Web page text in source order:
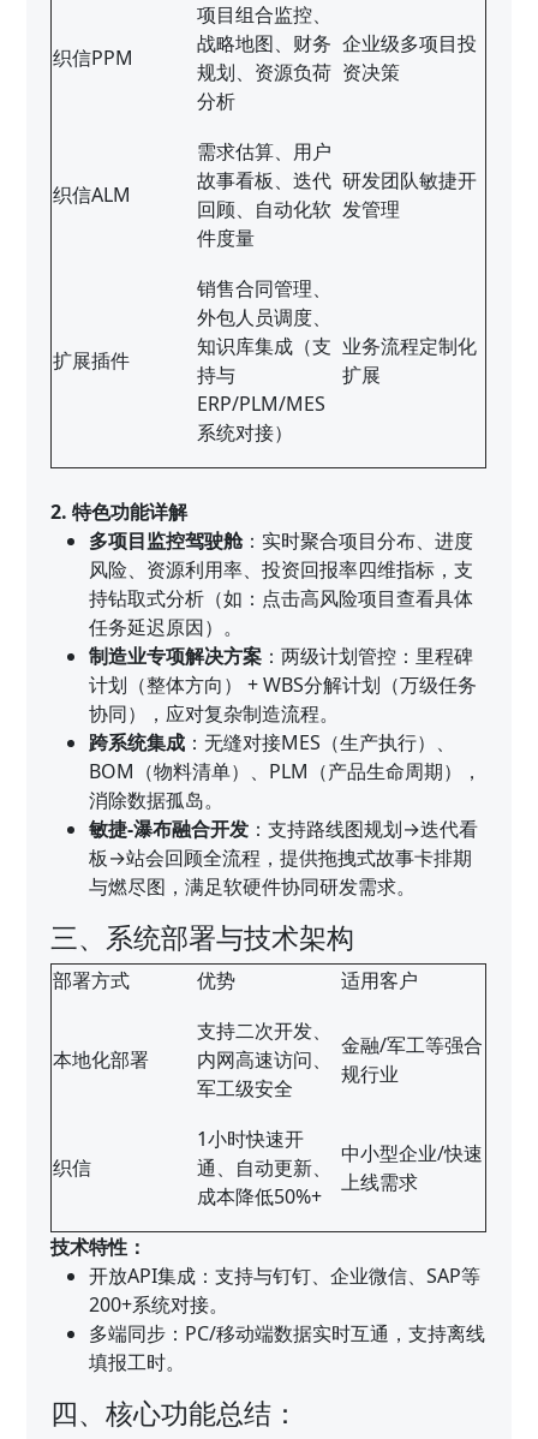
织信PPM
项目组合监控、
战略地图、财务
规划、资源负荷
分析
企业级多项目投
资决策
织信ALM
需求估算、用户
故事看板、迭代
回顾、自动化软
件度量
研发团队敏捷开
发管理
扩展插件
销售合同管理、
外包人员调度、
知识库集成（支
持与
ERP/PLM/MES
系统对接）
业务流程定制化
扩展
2. 特色功能详解
多项目监控驾驶舱：实时聚合项目分布、进度
风险、资源利用率、投资回报率四维指标，支
持钻取式分析（如：点击高风险项目查看具体
任务延迟原因）。
制造业专项解决方案 ：两级计划管控：里程碑
计划（整体方向） + WBS分解计划（万级任务
协同），应对复杂制造流程。
跨系统集成 ：无缝对接MES（生产执行）、
BOM（物料清单）、PLM（产品生命周期），
消除数据孤岛。
敏捷-瀑布融合开发 ：支持路线图规划→迭代看
板→站会回顾全流程，提供拖拽式故事卡排期
与燃尽图，满足软硬件协同研发需求。
三、系统部署与技术架构
部署方式 优势 适用客户
本地化部署
支持二次开发、
内网高速访问、
军工级安全
金融/军工等强合
规行业
织信
1小时快速开
通、自动更新、
成本降低50%+
中小型企业/快速
上线需求
技术特性：
开放API集成：支持与钉钉、企业微信、SAP等
200+系统对接。
多端同步：PC/移动端数据实时互通，支持离线
填报工时。
四、核心功能总结：